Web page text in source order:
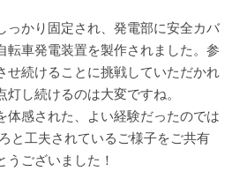
っかり固定され、発電部に安全カバ
転車発電装置を製作されました。参
せ続けることに挑戦していただかれ
し続けるのは大変ですね。
体感された、よい経験だったのでは
と工夫されているご様子をご共有
うございました！